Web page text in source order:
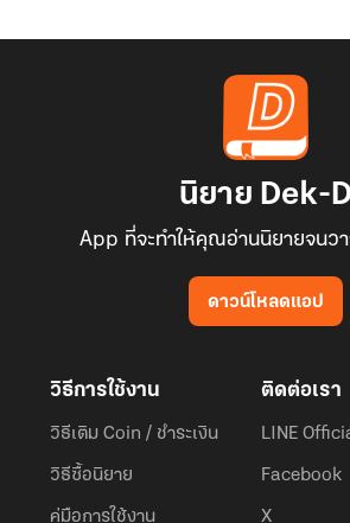
นิยาย Dek-D
App ที่จะทำให้คุณอ่านนิยายจนว
ดาวน์โหลดแอป
วิธีการใช้งาน
วิธีเติม Coin / ชำระเงิน
วิธีซื้อนิยาย
คู่มือการใช้งาน
ติดต่อเรา
LINE
Facebook
X